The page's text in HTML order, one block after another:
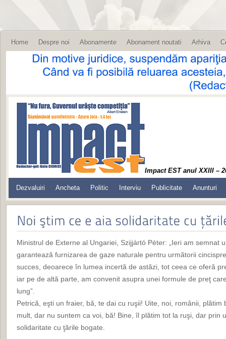
Home Despre noi Abonamente Abonament noutati Arhiva
Impact EST anul XXIII –
Dezvaluiri Ancheta Politic Interviu Publicitate Anunturi
Ministrul de Externe al Ungariei, Szijjártó Péter: „Ieri am semnat
garantează furnizarea de gaze naturale pentru următorii
succes, deoarece în lumea incertă de astăzi, tot ceea ce oferă
iar pe de altă parte, am convenit asupra unei formule de preţ
lung”.
Petrică, eşti un fraier, bă, te dai cu ruşii! Uite, noi, românii, plătim
mult, dar nu suntem ca voi, bă! Bine, îl plătim tot la ruşi, dar prin
solidaritate cu ţările bogate.